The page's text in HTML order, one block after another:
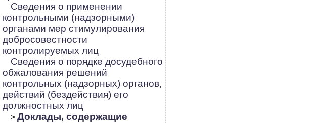
Сведения о применении
контрольными (надзорными)
органами мер стимулирования
добросовестности
контролируемых лиц
Сведения о порядке досудебного
обжалования решений
контрольных (надзорных) органов,
действий (бездействия) его
должностных лиц
> Доклады, содержащие